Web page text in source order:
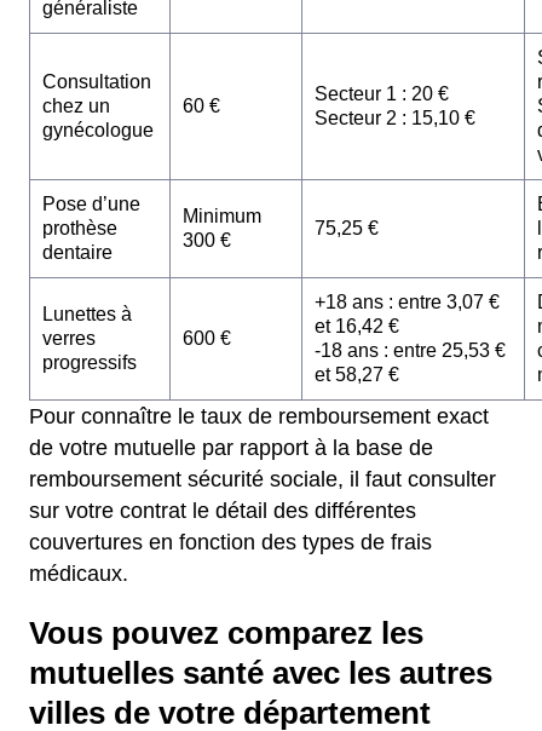
généraliste
Consultation
chez un
gynécologue
60 €
Secteur 1 : 20 €
Secteur 2 : 15,10 €
Pose d’une
prothèse
dentaire
Minimum
300 €
75,25 €
Lunettes à
verres
progressifs
600 €
+18 ans : entre 3,07 €
et 16,42 €
-18 ans : entre 25,53 €
et 58,27 €
Pour connaître le taux de remboursement exact
de votre mutuelle par rapport à la base de
remboursement sécurité sociale, il faut consulter
sur votre contrat le détail des différentes
couvertures en fonction des types de frais
médicaux.
Vous pouvez comparez les
mutuelles santé avec les autres
villes de votre département